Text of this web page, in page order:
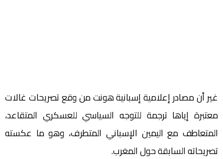
غير أن مصادر إعلامية إسبانية هونت من وقع تصريحات غالات
معتبرة إياها ترجمة للتوجه السياسي للعسكري المتقاعد،
المتعاطف مع اليمين الإسباني المتطرف، وهو ما عكسته
تصريحاته السابقة حول المغرب.